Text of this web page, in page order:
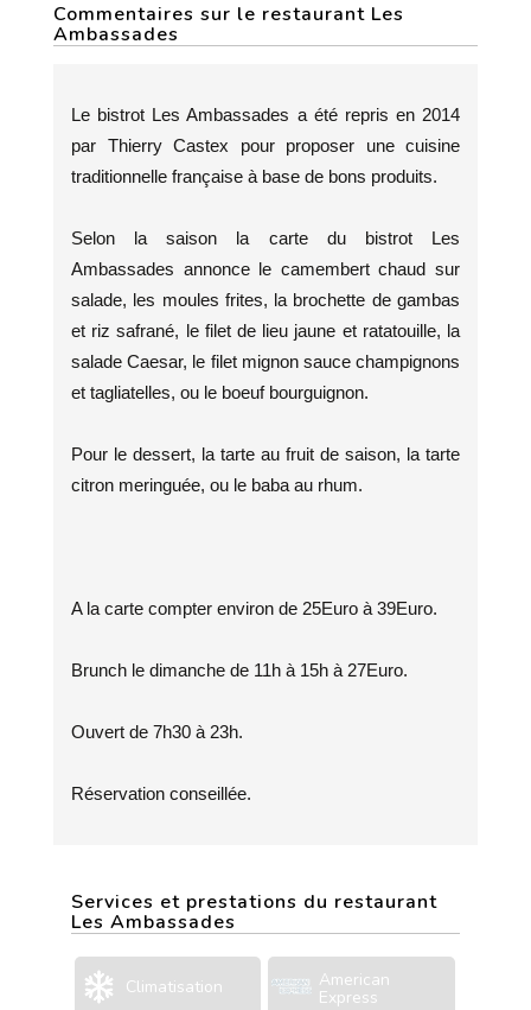
Commentaires sur le restaurant Les
Ambassades
Le bistrot Les Ambassades a été repris en 2014
par Thierry Castex pour proposer une cuisine
traditionnelle française à base de bons produits.
Selon la saison la carte du bistrot Les
Ambassades annonce le camembert chaud sur
salade, les moules frites, la brochette de gambas
et riz safrané, le filet de lieu jaune et ratatouille, la
salade Caesar, le filet mignon sauce champignons
et tagliatelles, ou le boeuf bourguignon.
Pour le dessert, la tarte au fruit de saison, la tarte
citron meringuée, ou le baba au rhum.
A la carte compter environ de 25Euro à 39Euro.
Brunch le dimanche de 11h à 15h à 27Euro.
Ouvert de 7h30 à 23h.
Réservation conseillée.
Services et prestations du restaurant
Les Ambassades
Climatisation American
Express